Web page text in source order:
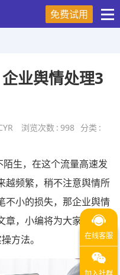
免费试用
业舆情处理3
浏览次数 : 998 分类 :
陌生，在这个流量高速发
越频繁，稍不注意舆情所
不小的损失，那企业舆情
，小编将为大家揭秘企
方法。